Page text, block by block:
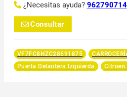
¿Necesitas ayuda? 962790714
Consultar
VF7FC8HZC28691875
Puerta Delantera Izquierda
Citroen